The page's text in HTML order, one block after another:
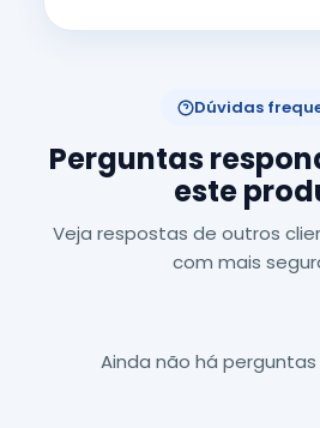
Dúvidas
Perguntas
este
Veja respostas de outros
com mais
Ainda não há